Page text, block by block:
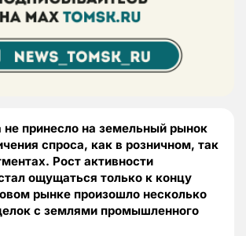
не принесло на земельный рынок
спроса, как в розничном, так
Рост активности
ощущаться только к концу
рынке произошло несколько
с землями промышленного